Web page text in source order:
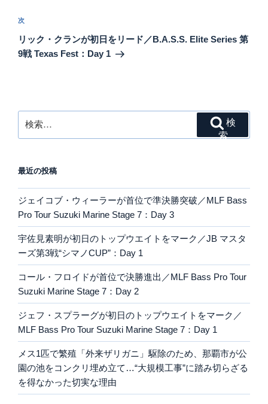
ゲ
ー
シ
次
の
投
次
リック・クランが初日をリード／B.A.S.S. Elite Series 第
9戦 Texas Fest：Day 1
索:
索
最近の投稿
ジェイコブ・ウィーラーが首位で準決勝突破／MLF Bass
Pro Tour Suzuki Marine Stage 7：Day 3
宇佐見素明が初日のトップウエイトをマーク／JB マスタ
ーズ第3戦“シマノCUP”：Day 1
コール・フロイドが首位で決勝進出／MLF Bass Pro Tour
Suzuki Marine Stage 7：Day 2
ジェフ・スプラーグが初日のトップウエイトをマーク／
MLF Bass Pro Tour Suzuki Marine Stage 7：Day 1
メス1匹で繁殖「外来ザリガニ」駆除のため、那覇市が公
園の池をコンクリ埋め立て…“大規模工事”に踏み切らざる
を得なかった切実な理由